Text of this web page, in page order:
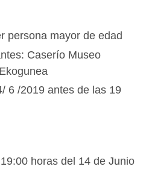
persona mayor de edad
Caserío Museo
6 /2019 antes de las 19
horas del 14 de Junio